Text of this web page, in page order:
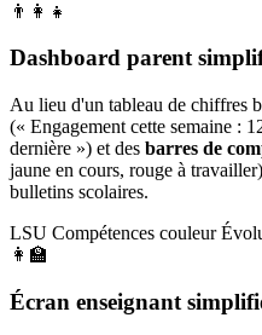
👨‍👩‍👧
Dashboard parent
Au lieu d'un tableau de chiffres
(« Engagement cette semaine :
dernière ») et des barres de
jaune en cours, rouge à
bulletins scolaires.
LSU Compétences couleur
👩‍🏫
Écran enseignant